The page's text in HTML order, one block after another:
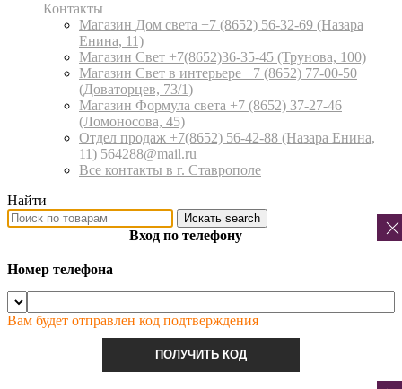
Контакты
Магазин Дом света +7 (8652) 56-32-69 (Назара
Енина, 11)
Магазин Свет +7(8652)36-35-45 (Трунова, 100)
Магазин Свет в интерьере +7 (8652) 77-00-50
(Доваторцев, 73/1)
Магазин Формула света +7 (8652) 37-27-46
(Ломоносова, 45)
Отдел продаж +7(8652) 56-42-88 (Назара Енина,
11) 564288@mail.ru
Все контакты в г. Ставрополе
Найти
Искать search
Вход по телефону
Номер телефона
Вам будет отправлен код подтверждения
ПОЛУЧИТЬ КОД